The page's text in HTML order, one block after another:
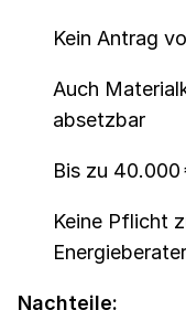
Kein Antrag
Auch
absetzbar
Bis zu
Keine Pflicht
Nachteile: